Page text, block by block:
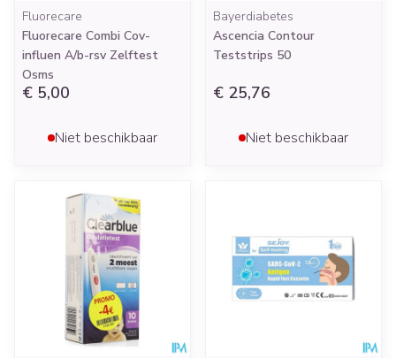
Fluorecare
Fluorecare Combi Cov-
influen A/b-rsv Zelftest
Osms
€ 5,00
Niet beschikbaar
Bayerdiabetes
Ascencia Contour
Teststrips 50
€ 25,76
Niet beschikbaar